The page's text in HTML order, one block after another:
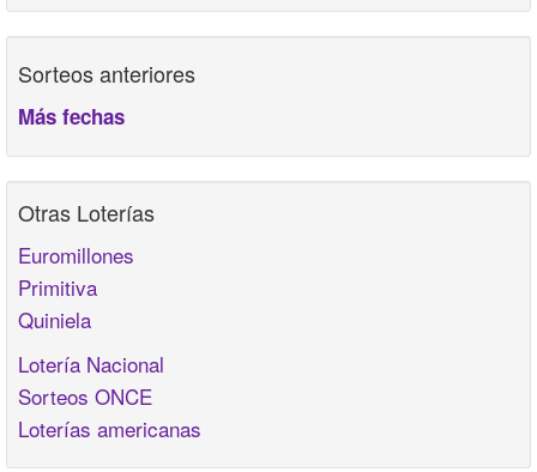
Sorteos anteriores
Más fechas
Otras Loterías
Euromillones
Primitiva
Quiniela
Lotería Nacional
Sorteos ONCE
Loterías americanas